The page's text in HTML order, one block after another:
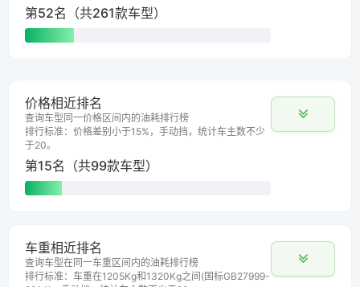
第52名（共261款车型）
价格相近排名
查询车型同一价格区间内的油耗排行榜
排行标准：价格差别小于15%，手动挡，统计车主数不少
于20。
第15名（共99款车型）
车重相近排名
查询车型在同一车重区间内的油耗排行榜
排行标准：车重在1205Kg和1320Kg之间(国标GB27999-